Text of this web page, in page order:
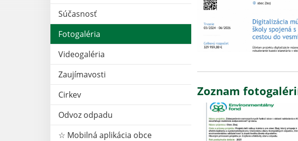
Súčasnosť
Fotogaléria
Videogaléria
Zaujímavosti
Cirkev
Odvoz odpadu
☆ Mobilná aplikácia obce
Zoznam